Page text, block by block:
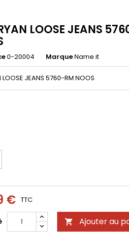
LOOSE JEANS
0-20004 MarqueName it
LOOSE JEANS 5760-RM NOOS
€ TTC
 Ajouter au